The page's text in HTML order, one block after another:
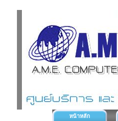
หน้าหลัก